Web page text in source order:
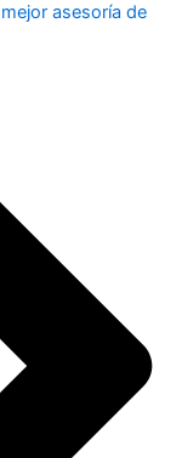
asesoría de